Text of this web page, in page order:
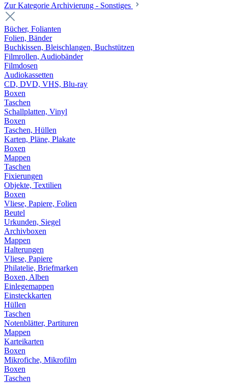
Zur Kategorie Archivierung - Sonstiges
Bücher, Folianten
Folien, Bänder
Buchkissen, Bleischlangen, Buchstützen
Filmrollen, Audiobänder
Filmdosen
Audiokassetten
CD, DVD, VHS, Blu-ray
Boxen
Taschen
Schallplatten, Vinyl
Boxen
Taschen, Hüllen
Karten, Pläne, Plakate
Boxen
Mappen
Taschen
Fixierungen
Objekte, Textilien
Boxen
Vliese, Papiere, Folien
Beutel
Urkunden, Siegel
Archivboxen
Mappen
Halterungen
Vliese, Papiere
Philatelie, Briefmarken
Boxen, Alben
Einlegemappen
Einsteckkarten
Hüllen
Taschen
Notenblätter, Partituren
Mappen
Karteikarten
Boxen
Mikrofiche, Mikrofilm
Boxen
Taschen